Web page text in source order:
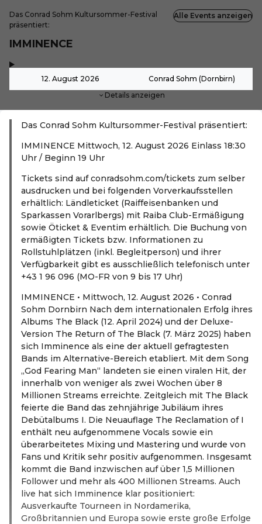
Das Conrad Sohm Kultursommer-Festival
präsentiert:
IMMINENCE
12. August 2026 Conrad Sohm (Dornbirn)
Details anzeigen
Alle Events anzeigen
Das Conrad Sohm Kultursommer-Festival präsentiert:
IMMINENCE Mittwoch, 12. August 2026 Einlass 18:30
Uhr / Beginn 19 Uhr
Tickets sind auf conradsohm.com/tickets zum selber
ausdrucken und bei folgenden Vorverkaufsstellen
erhältlich: Ländleticket (Raiffeisenbanken und
Sparkassen Vorarlbergs) mit Raiba Club-Ermäßigung
sowie Öticket & Eventim erhältlich. Die Buchung von
ermäßigten Tickets bzw. Informationen zu
Rollstuhlplätzen (inkl. Begleitperson) und ihrer
Verfügbarkeit gibt es ausschließlich telefonisch unter
+43 1 96 096 (MO-FR von 9 bis 17 Uhr)
IMMINENCE • Mittwoch, 12. August 2026 • Conrad
Sohm Dornbirn Nach dem internationalen Erfolg ihres
Albums The Black (12. April 2024) und der Deluxe-
Version The Return of The Black (7. März 2025) haben
sich Imminence als eine der aktuell gefragtesten
Bands im Alternative-Bereich etabliert. Mit dem Song
„God Fearing Man“ landeten sie einen viralen Hit, der
innerhalb von weniger als zwei Wochen über 8
Millionen Streams erreichte. Zeitgleich mit The Black
feierte die Band das zehnjährige Jubiläum ihres
Debütalbums I. Die Neuauflage The Reclamation of I
enthält neu aufgenommene Vocals sowie ein
überarbeitetes Mixing und Mastering und wurde von
Fans und Kritik sehr positiv aufgenommen. Insgesamt
kommt die Band inzwischen auf über 1,5 Millionen
Follower und mehr als 400 Millionen Streams. Auch
live hat sich Imminence klar positioniert:
Ausverkaufte Tourneen in Nordamerika,
Großbritannien und Europa sowie erste große Erfolge